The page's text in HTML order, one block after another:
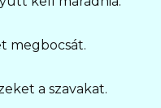
megbocsát.
a szavakat.